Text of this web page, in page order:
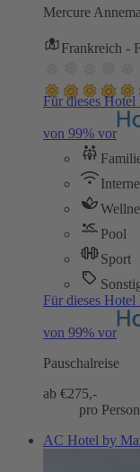
Mercure
Frankreich -
Für dieses
von 99% vor
Pool
Sport
Für dieses
von 99% vor
Pauschalreise
ab €275,-
pro Person
AC Hotel by